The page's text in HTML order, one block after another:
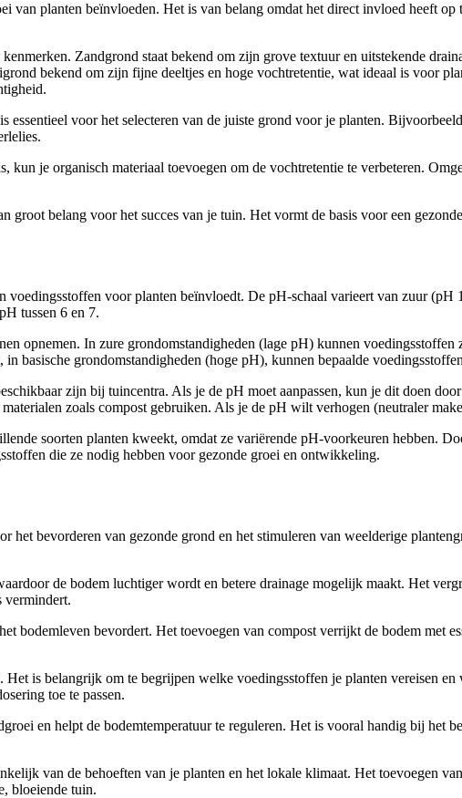
van planten beïnvloeden. Het is van belang omdat het direct invloed heeft op
Zandgrond staat bekend om zijn grove textuur en uitstekende
bekend om zijn fijne deeltjes en hoge vochtretentie, wat ideaal is voor
voor het selecteren van de juiste grond voor je planten.
je organisch materiaal toevoegen om de vochtretentie te verbeteren.
belang voor het succes van je tuin. Het vormt de basis voor een
voor planten beïnvloedt. De pH-schaal varieert van zuur (pH
tussen 6 en 7.
opnemen. In zure grondomstandigheden (lage pH) kunnen
basische grondomstandigheden (hoge pH), kunnen bepaalde
zijn bij tuincentra. Als je de pH moet aanpassen, kun je dit doen
zoals compost gebruiken. Als je de pH wilt verhogen (neutraler
soorten planten kweekt, omdat ze variërende pH-voorkeuren hebben.
die ze nodig hebben voor gezonde groei en ontwikkeling.
het bevorderen van gezonde grond en het stimuleren van weelderige
de bodem luchtiger wordt en betere drainage mogelijk maakt. Het
vermindert.
bodemleven bevordert. Het toevoegen van compost verrijkt de bodem met
is belangrijk om te begrijpen welke voedingsstoffen je planten vereisen
toe te passen.
en helpt de bodemtemperatuur te reguleren. Het is vooral handig bij het
van de behoeften van je planten en het lokale klimaat. Het toevoegen
bloeiende tuin.